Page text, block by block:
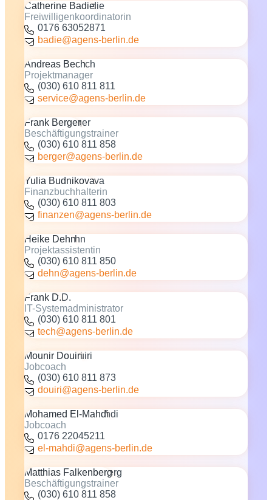
Catherine Badie
Freiwilligenkoordinatorin
0176 63052871
badie@agens-berlin.de
Andreas Bech
Projektmanager
(030) 610 811 811
service@agens-berlin.de
Frank Berger
Beschäftigungstrainer
(030) 610 811 858
berger@agens-berlin.de
Yulia Budnikova
Finanzbuchhalterin
(030) 610 811 803
finanzen@agens-berlin.de
Heike Dehn
Projektassistentin
(030) 610 811 850
dehn@agens-berlin.de
Frank D.
IT-Systemadministrator
(030) 610 811 801
tech@agens-berlin.de
Mounir Douiri
Jobcoach
(030) 610 811 873
douiri@agens-berlin.de
Mohamed El-Mahdi
Jobcoach
0176 22045211
el-mahdi@agens-berlin.de
Matthias Falkenberg
Beschäftigungstrainer
(030) 610 811 858